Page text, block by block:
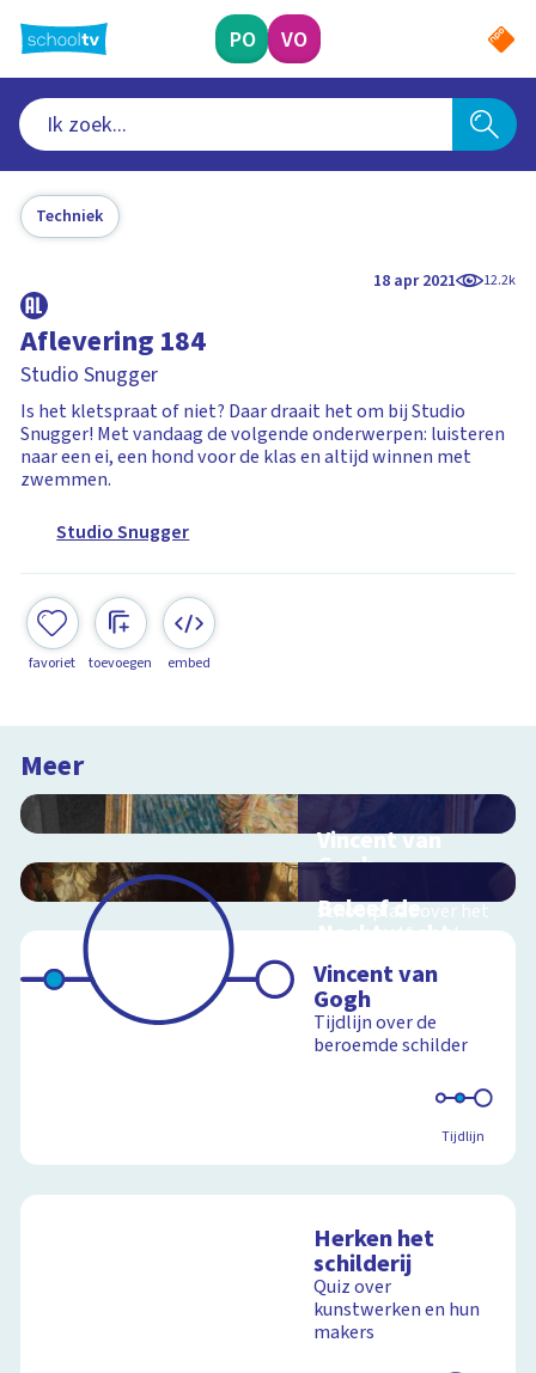
naar
hoofdinhoud
PO VO
Techniek
18 apr 2021 12.2k
Aflevering 184
Studio Snugger
Is het kletspraat of niet? Daar draait het om bij Studio
Snugger! Met vandaag de volgende onderwerpen: luisteren
naar een ei, een hond voor de klas en altijd winnen met
zwemmen.
Studio Snugger
favoriet toevoegen embed
Meer
Vincent van
Gogh
Interactieve
schoolplaat over het
leven van Vincent van
Schoolplaat
Beleef de
Nachtwacht
schoolplaat over
Rembrandts
meesterwerk
Vincent van
Gogh
Tijdlijn over de
beroemde schilder
Tijdlijn
Herken het
schilderij
Quiz over
kunstwerken en hun
makers